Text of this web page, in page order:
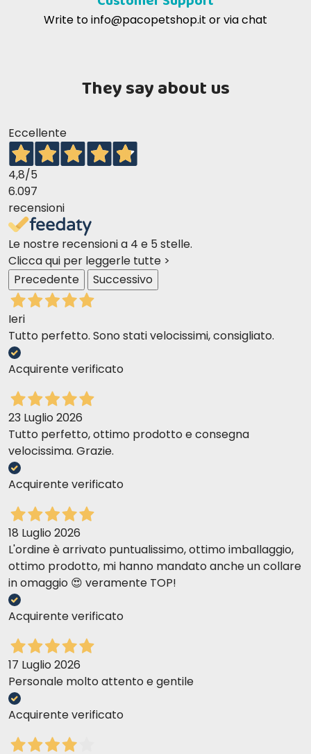
Nutritional additives
Indicative Daily
buonissimo per i miei gatti ormai un po' anziani
Tutto perfetto. Consigliatissimo.
Write toinfo@pacopetshop.it or via chat
They say about us
Eccellente
4,8/5
6.097
recensioni
Le nostre recensioni a 4 e 5 stelle.
Clicca qui per leggerle tutte >
Precedente
Successivo
Ieri
Tutto perfetto. Sono stati velocissimi, consigliato.
Acquirente verificato
23 Luglio 2026
Tutto perfetto, ottimo prodotto e consegna
velocissima. Grazie.
Acquirente verificato
18 Luglio 2026
L'ordine è arrivato puntualissimo, ottimo imballaggio,
ottimo prodotto, mi hanno mandato anche un collare
in omaggio 😍 veramente TOP!
Acquirente verificato
17 Luglio 2026
Personale molto attento e gentile
Acquirente verificato